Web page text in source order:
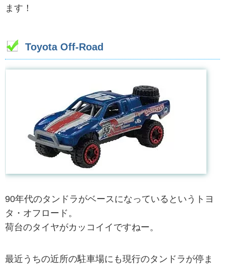
ます！
Toyota Off-Road
90年代のタンドラがベースになっているというトヨ
タ・オフロード。
荷台のタイヤがカッコイイですねー。
最近うちの近所の駐車場にも現行のタンドラが停ま